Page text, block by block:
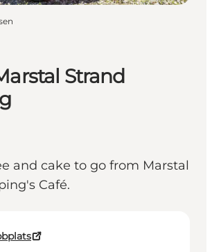
Strand
and cake to go from Marstal
Café.